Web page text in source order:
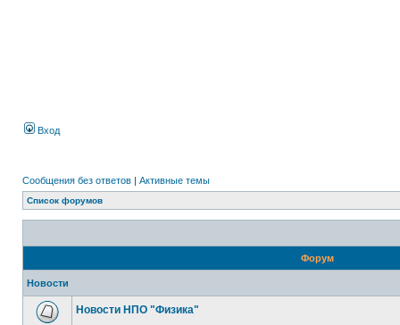
Вход
Сообщения без ответов | Активные темы
Список форумов
Форум
Новости
Новости НПО "Физика"